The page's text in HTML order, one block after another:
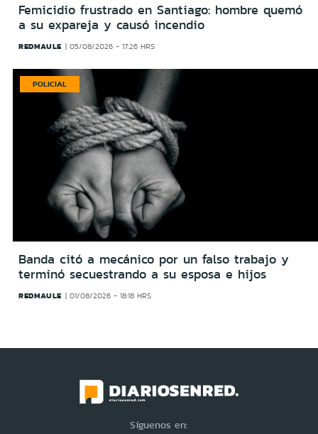
Femicidio frustrado en Santiago: hombre quemó
a su expareja y causó incendio
REDMAULE 05/08/2026 - 17:26 HRS
POLICIAL
Banda citó a mecánico por un falso trabajo y
terminó secuestrando a su esposa e hijos
REDMAULE 01/08/2026 - 18:18 HRS
Síguenos en: